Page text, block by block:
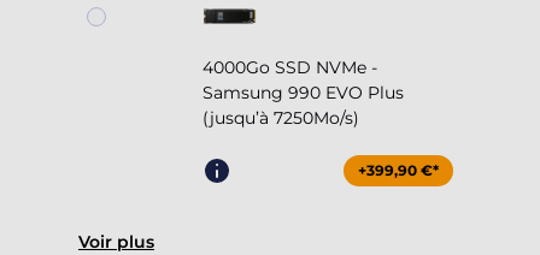
4000Go SSD NVMe -
Samsung 990 EVO Plus
(jusqu’à 7250Mo/s)
+399,90 €*
Voir plus